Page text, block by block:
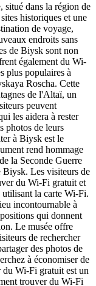
situé dans la région de
historiques et une
de voyage,
endroits sans
de Biysk sont non
également du Wi-
plus populaires à
Roscha. Cette
de l'Altaï, un
peuvent
les aidera à rester
photos de leurs
à Biysk est le
rend hommage
la Seconde Guerre
Biysk. Les visiteurs de
du Wi-Fi gratuit et
utilisant la carte Wi-Fi.
incontournable à
qui donnent
Le musée offre
de rechercher
des photos de
à économiser de
Wi-Fi gratuit est un
trouver du Wi-Fi